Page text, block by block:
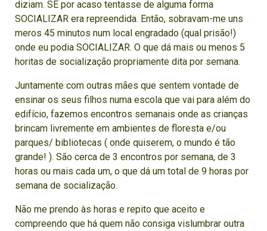
diziam. SE por acaso tentasse de alguma forma
SOCIALIZAR era repreendida. Então, sobravam-me uns
meros 45 minutos num local engradado (qual prisão!)
onde eu podia SOCIALIZAR. O que dá mais ou menos 5
horitas de socialização propriamente dita por semana.
Juntamente com outras mães que sentem vontade de
ensinar os seus filhos numa escola que vai para além do
edifício, fazemos encontros semanais onde as crianças
brincam livremente em ambientes de floresta e/ou
parques/ bibliotecas ( onde quiserem, o mundo é tão
grande! ). São cerca de 3 encontros por semana, de 3
horas ou mais cada um, o que dá um total de 9 horas por
semana de socialização.
Não me prendo às horas e repito que aceito e
compreendo que há quem não consiga vislumbrar outra